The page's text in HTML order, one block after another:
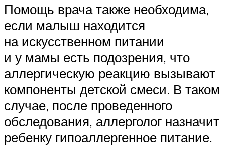
Помощь врача также необходима,
если малыш находится
на искусственном питании
и у мамы есть подозрения, что
аллергическую реакцию вызывают
компоненты детской смеси. В таком
случае, после проведенного
обследования, аллерголог назначит
ребенку гипоаллергенное питание.